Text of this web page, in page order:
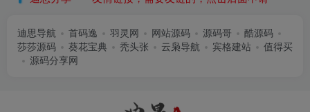
迪思导航 首码逸 羽灵网 网站源码 源码哥
酷源码
莎莎源码
葵花宝典 秃头张 云枭导航 宾格建站
值得买
源码分享网